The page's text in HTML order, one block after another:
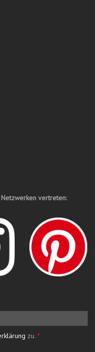
vertreten:
zu. *